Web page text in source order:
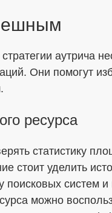
аутрича
Они помогут
ресурса
статистику
стоит уделить
поисковых систем и
можно